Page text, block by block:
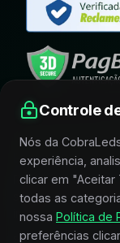
FIQUE POR
ESPECIAIS
Receba
selecionados
indoor.
SEU MELHOR E-
Controle
Nós da
experiência,
clicar em
todas as
nossa Política de
preferências